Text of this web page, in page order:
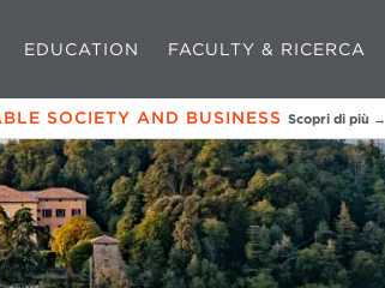
EDUCATION FACULTY & RICERCA
SOCIETY AND BUSINESS Scopri di più →